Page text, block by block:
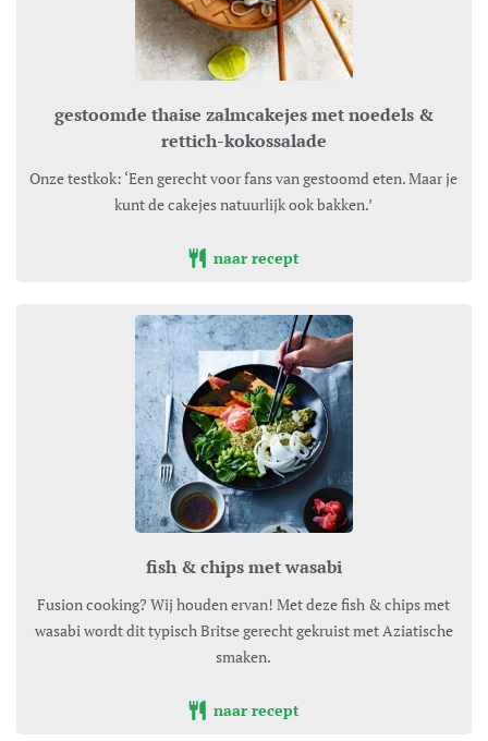
gestoomde thaise zalmcakejes met noedels &
rettich-kokossalade
Onze testkok: ‘Een gerecht voor fans van gestoomd eten. Maar je
kunt de cakejes natuurlijk ook bakken.’
naar recept
fish & chips met wasabi
Fusion cooking? Wij houden ervan! Met deze fish & chips met
wasabi wordt dit typisch Britse gerecht gekruist met Aziatische
smaken.
naar recept